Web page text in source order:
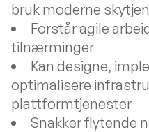
bruk moderne
Forstår agile
tilnærminger
Kan designe,
optimalisere
plattformtjenester
Snakker flytende